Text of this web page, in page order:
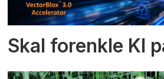
Skal forenkle KI